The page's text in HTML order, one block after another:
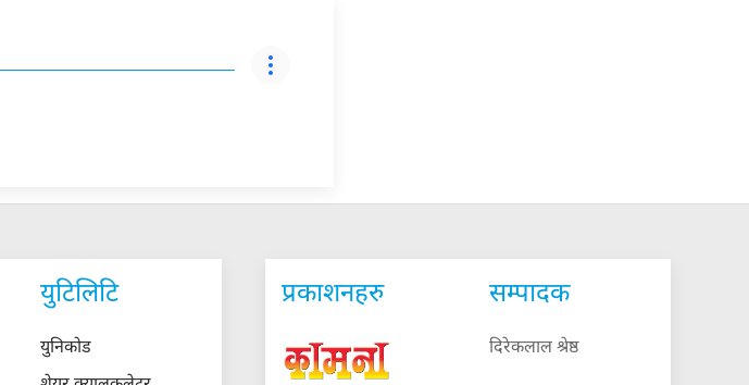
युटिलिटि
युनिकोड
प्रकाशनहरु सम्पादक
दिरेकलाल श्रेष्ठ